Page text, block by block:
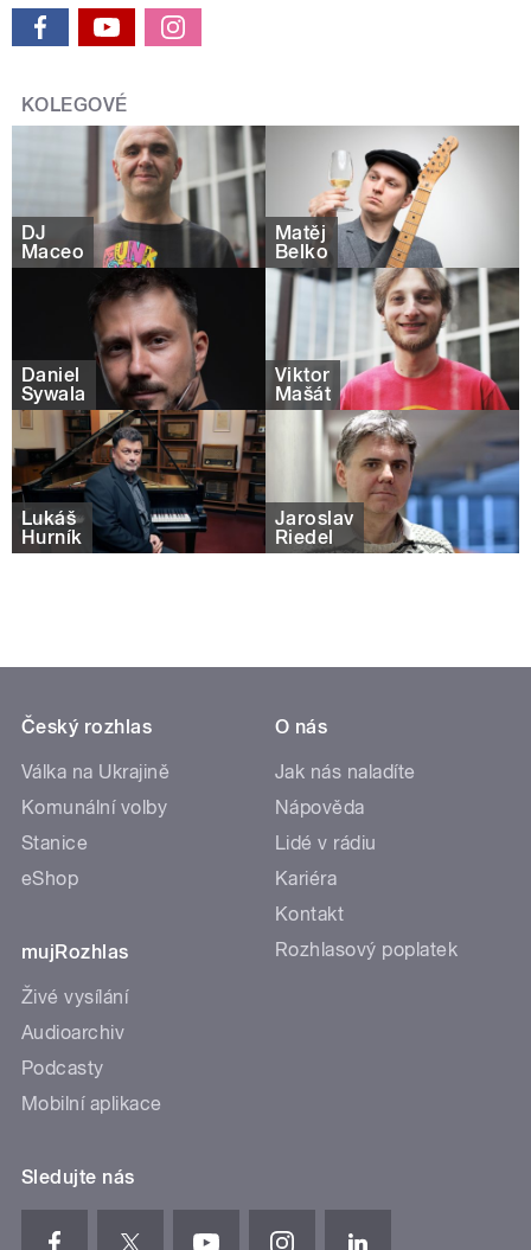
KOLEGOVÉ
DJ
Maceo
Matěj
Belko
Daniel
Sywala
Viktor
Mašát
Lukáš
Hurník
Jaroslav
Riedel
Český rozhlas
Válka na Ukrajině
Komunální volby
Stanice
eShop
mujRozhlas
Živé vysílání
Audioarchiv
Podcasty
Mobilní aplikace
O nás
Jak nás naladíte
Nápověda
Lidé v rádiu
Kariéra
Kontakt
Rozhlasový poplatek
Sledujte nás